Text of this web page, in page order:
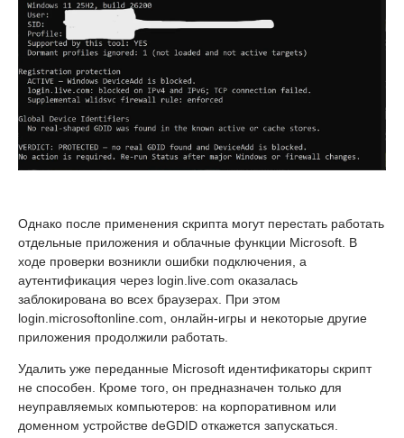
Однако после применения скрипта могут перестать работать
отдельные приложения и облачные функции Microsoft. В
ходе проверки возникли ошибки подключения, а
аутентификация через login.live.com оказалась
заблокирована во всех браузерах. При этом
login.microsoftonline.com, онлайн-игры и некоторые другие
приложения продолжили работать.
Удалить уже переданные Microsoft идентификаторы скрипт
не способен. Кроме того, он предназначен только для
неуправляемых компьютеров: на корпоративном или
доменном устройстве deGDID откажется запускаться.